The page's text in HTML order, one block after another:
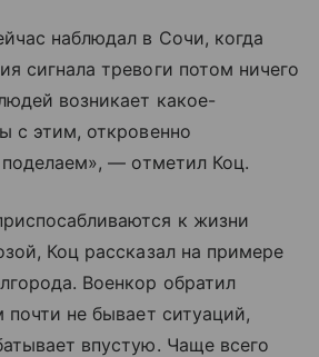
наблюдал в Сочи, когда
сигнала тревоги потом ничего
возникает какое-
с этим, откровенно
поделаем», — отметил Коц.
к жизни
Коц рассказал на примере
Военкор обратил
почти не бывает ситуаций,
впустую. Чаще всего